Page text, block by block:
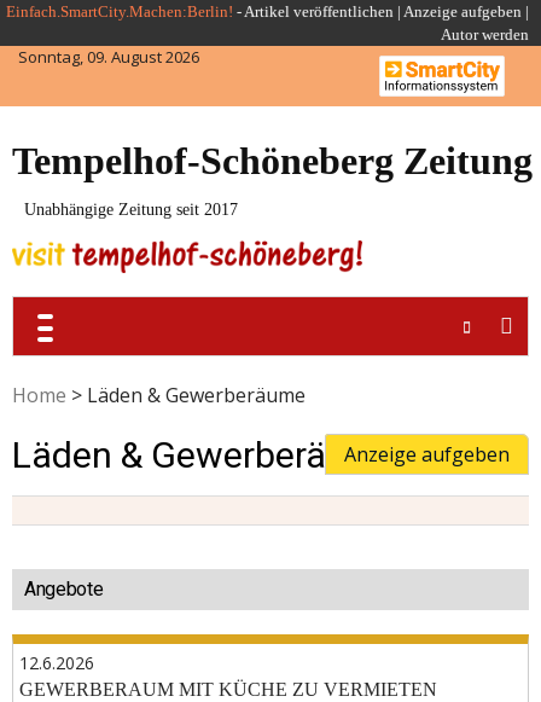
Skip
to
content
Einfach.SmartCity.Machen:Berlin! -Artikel veröffentlichen | Anzeige aufgeben |
Autor werden
Sonntag, 09. August 2026
Tempelhof-Schöneberg Zeitung
Unabhängige Zeitung seit 2017
Home > Läden & Gewerberäume
Läden & GewerberäumeAnzeige aufgeben
Angebote
12.6.2026
GEWERBERAUM MIT KÜCHE ZU VERMIETEN